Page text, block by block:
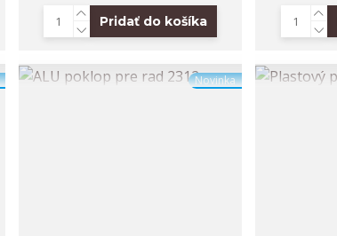
Pridať do košíka
Novinka